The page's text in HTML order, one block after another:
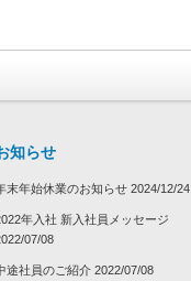
知らせ
末年始休業のお知らせ 2024/12/24
年入社 新入社員メッセージ
07/08
途社員のご紹介 2022/07/08